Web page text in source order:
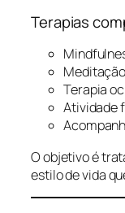
Terapias
Meditação
Terapia
Atividade
O objetivo é
estilo de vida